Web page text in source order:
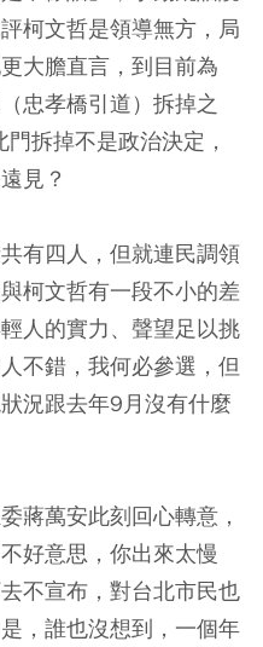
柯文哲是領導無方，局
大膽直言，到目前為
忠孝橋引道）拆掉之
拆掉不是政治決定，
見？
有四人，但就連民調領
柯文哲有一段不小的差
人的實力、聲望足以挑
不錯，我何必參選，但
況跟去年9月沒有什麼
蔣萬安此刻回心轉意，
好意思，你出來太慢
不宣布，對台北市民也
，誰也沒想到，一個年